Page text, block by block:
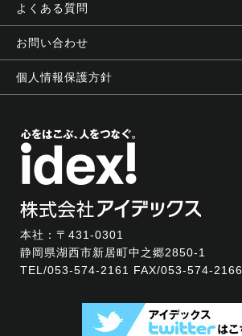
よくある質問
お問い合わせ
個人情報保護方針
本社：〒431-0301
静岡県湖西市新居町中之郷2850-1
TEL/053-574-2161 FAX/053-574-2166